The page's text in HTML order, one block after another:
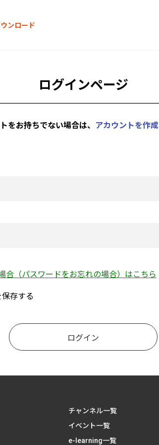
ンロード
ログインページ
をお持ちでない場合は、 アカウントを作成
合（パスワードをお忘れの場合）はこちら
存する
チャンネル一覧
イベント一覧
e-learning一覧